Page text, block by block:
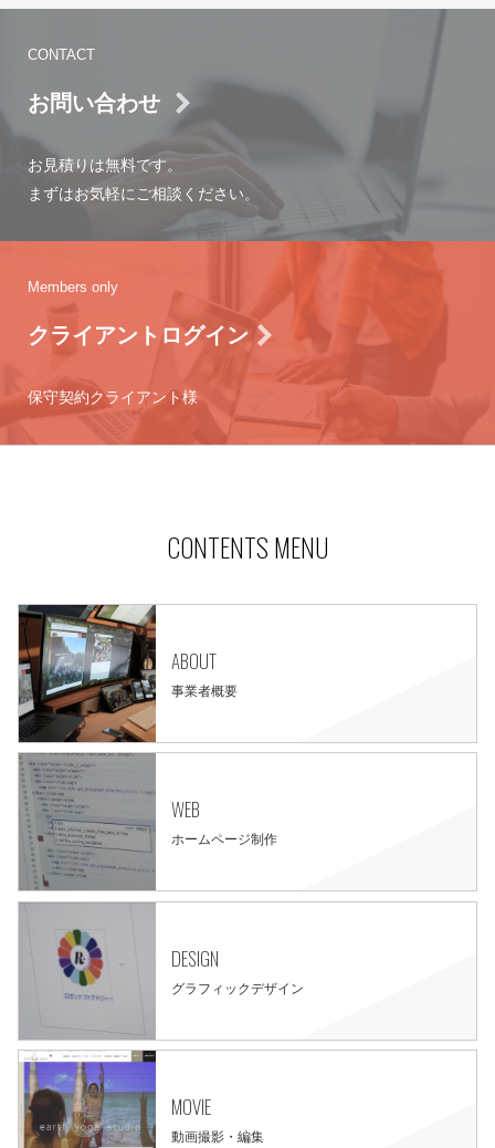
CONTACT
お問い合わせ
お見積りは無料です。
まずはお気軽にご相談ください。
Members only
クライアントログイン
保守契約クライアント様
CONTENTS MENU
ABOUT
事業者概要
WEB
ホームページ制作
DESIGN
グラフィックデザイン
MOVIE
動画撮影・編集